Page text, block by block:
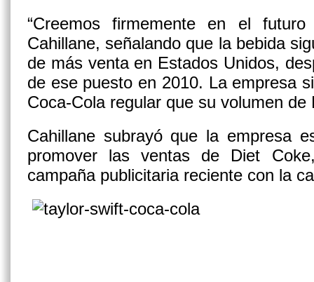
“Creemos firmemente en el
Cahillane, señalando que la bebida
de más venta en Estados Unidos,
de ese puesto en 2010. La empresa
Coca-Cola regular que su volumen de
Cahillane subrayó que la empresa
promover las ventas de Diet
campaña publicitaria reciente con la